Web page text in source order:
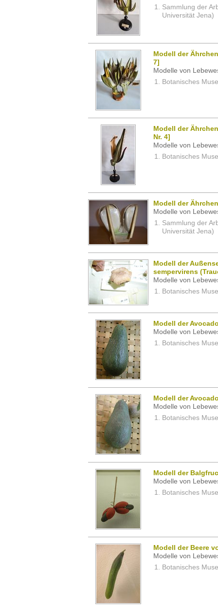
Sammlung der
Universität Jena)
Modell der
7]
Modelle von
Botanisches
Modell der
Nr. 4]
Modelle von
Botanisches
Modell der
Modelle von
Sammlung der
Universität Jena)
Modell der
sempervirens
Modelle von
Botanisches
Modell der
Modelle von
Botanisches
Modell der
Modelle von
Botanisches
Modell der
Modelle von
Botanisches
Modell der Beere
Modelle von
Botanisches